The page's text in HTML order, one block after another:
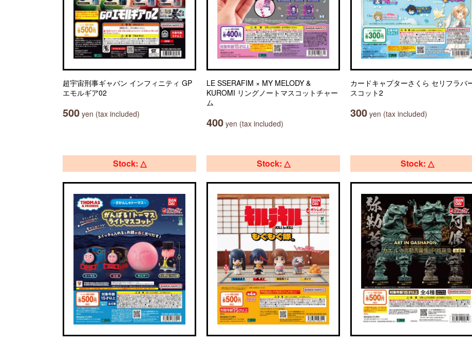
超宇宙刑事ギャバン インフィニティ GP
エモルギア02
500 yen (tax included)
LE SSERAFIM × MY MELODY &
KUROMI リングノートマスコットチャー
ム
400 yen (tax included)
カードキャプターさくら セリフラバ
スコット2
300 yen (tax included)
Stock: △ Stock: △ Stock: △